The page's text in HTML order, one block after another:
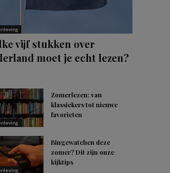
vijf stukken over
moet je echt lezen?
Zomerlezen: van
klassiekers tot nieuwe
favorieten
Bingewatchen deze
zomer? Dit zijn onze
kijktips